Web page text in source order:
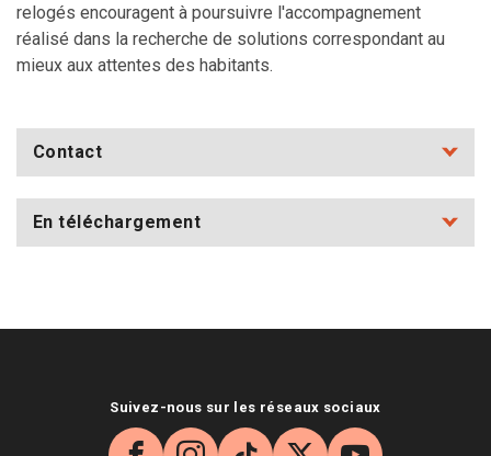
Contact
En téléchargement
relogés encouragent à poursuivre l'accompagnement
réalisé dans la recherche de solutions correspondant au
mieux aux attentes des habitants.
Suivez-nous sur les réseaux sociaux